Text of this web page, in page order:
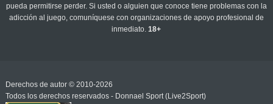
pueda permitirse perder. Si usted o alguien que conoce tiene problemas con la
adicción al juego, comuníquese con organizaciones de apoyo profesional de
inmediato.18+
Derechos de autor © 2010-2026
Todos los derechos reservados - Donnael Sport (Live2Sport)